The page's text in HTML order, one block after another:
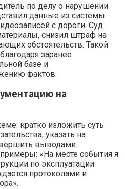
по делу о нарушении
данные из системы
с дороги. Суд
снизил штраф на
обстоятельств. Такой
заранее
базе и
фактов.
на
кратко изложить суть
указать на
выводами.
«На месте события я
по эксплуатации
протоколами и